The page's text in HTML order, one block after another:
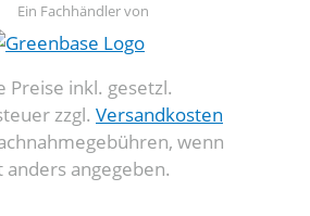
Ein Fachhändler von
Preise inkl. gesetzl.
zzgl. Versandkosten
wenn
anders angegeben.